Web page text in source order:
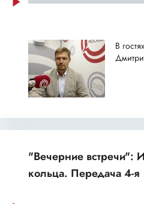
В
"Вечерние встречи":
кольца. Передача 4-я